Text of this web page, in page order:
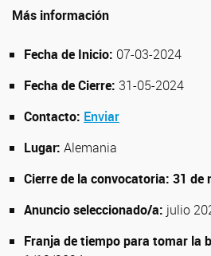
Más información
Fecha de Inicio: 07-03-2024
Fecha de Cierre: 31-05-2024
Contacto: Enviar
Lugar: Alemania
Cierre de la convocatoria: 31 de
Anuncio seleccionado/a: julio
Franja de tiempo para tomar la